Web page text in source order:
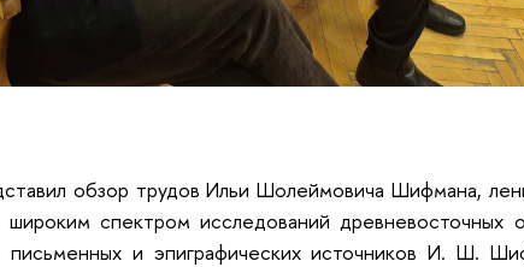
обзор трудов Ильи Шолеймовича Шифмана,
широким спектром исследований древневосточных
письменных и эпиграфических источников И. Ш.